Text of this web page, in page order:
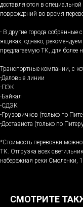
доставляются в
повреждений во время
- В другие города
ящиках, однако,
предлагаемую ТК, для более
Транспортные компании, с
-Деловые линии
-ПЭК
-Байкал
-СДЭК
-Грузовичков (только по
-Достависта (только по
*Стоимость перевозки
ТК. Отгрузка всех
набережная реки Смоленки,
СМОТРИТЕ